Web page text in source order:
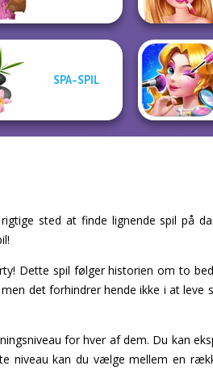
SPA-SPIL
sted at finde lignende spil på
Dette spil følger historien om to
det forhindrer hende ikke i at leve
for hver af dem. Du kan
niveau kan du vælge mellem en